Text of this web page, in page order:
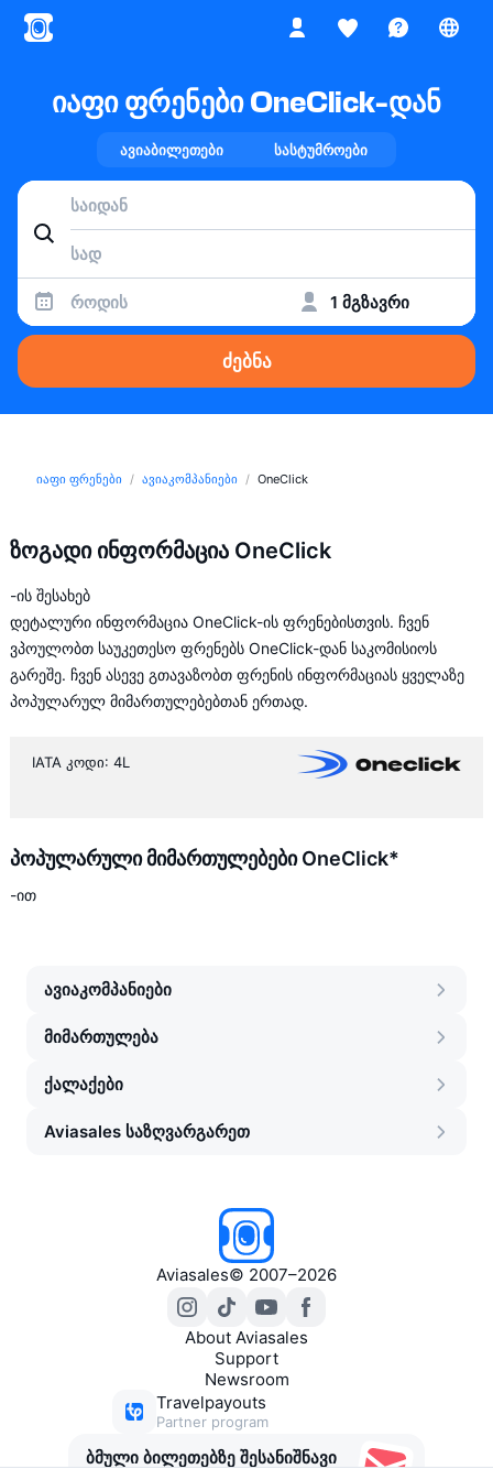
იაფი ფრენები OneClick-დან
ავიაბილეთები სასტუმროები
როდის 1 მგზავრი
ძებნა
იაფი ფრენები ავიაკომპანიები OneClick
ზოგადი ინფორმაცია OneClick
-ის შესახებ
დეტალური ინფორმაცია OneClick-ის ფრენებისთვის. ჩვენ
ვპოულობთ საუკეთესო ფრენებს OneClick-დან საკომისიოს
გარეშე. ჩვენ ასევე გთავაზობთ ფრენის ინფორმაციას ყველაზე
პოპულარულ მიმართულებებთან ერთად.
IATA კოდი: 4L
პოპულარული მიმართულებები OneClick*
-ით
ავიაკომპანიები
მიმართულება
ქალაქები
Aviasales საზღვარგარეთ
Aviasales© 2007–2026
About Aviasales
Support
Newsroom
Travelpayouts
Partner program
ბმული ბილეთებზე შესანიშნავი